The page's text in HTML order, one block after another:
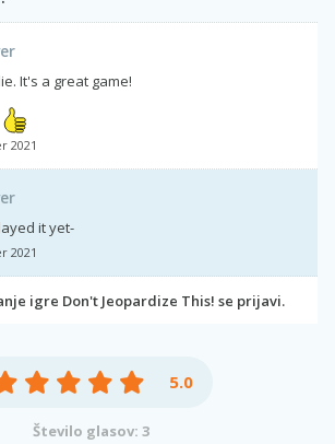
It's a great game!
2021
it yet-
2021
igre Don't Jeopardize This! se prijavi.
5.0
Število glasov: 3